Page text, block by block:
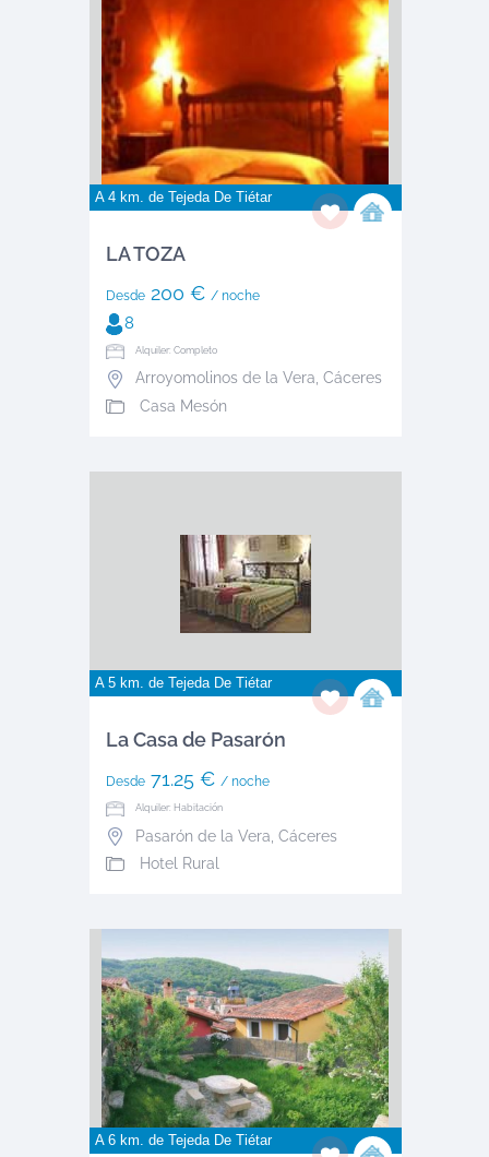
A 4 km. de Tejeda De Tiétar
LA TOZA
Desde200 € / noche
8
Alquiler: Completo
Arroyomolinos de la Vera, Cáceres
Casa Mesón
A 5 km. de Tejeda De Tiétar
La Casa de Pasarón
Desde71.25 € / noche
Alquiler: Habitación
Pasarón de la Vera Cáceres
Hotel Rural
A 6 km. de Tejeda De Tiétar